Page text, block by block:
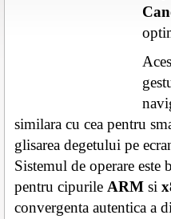
similara cu cea pentru
glisarea degetului pe
Sistemul de operare este
pentru cipurile ARM si
convergenta autentica a